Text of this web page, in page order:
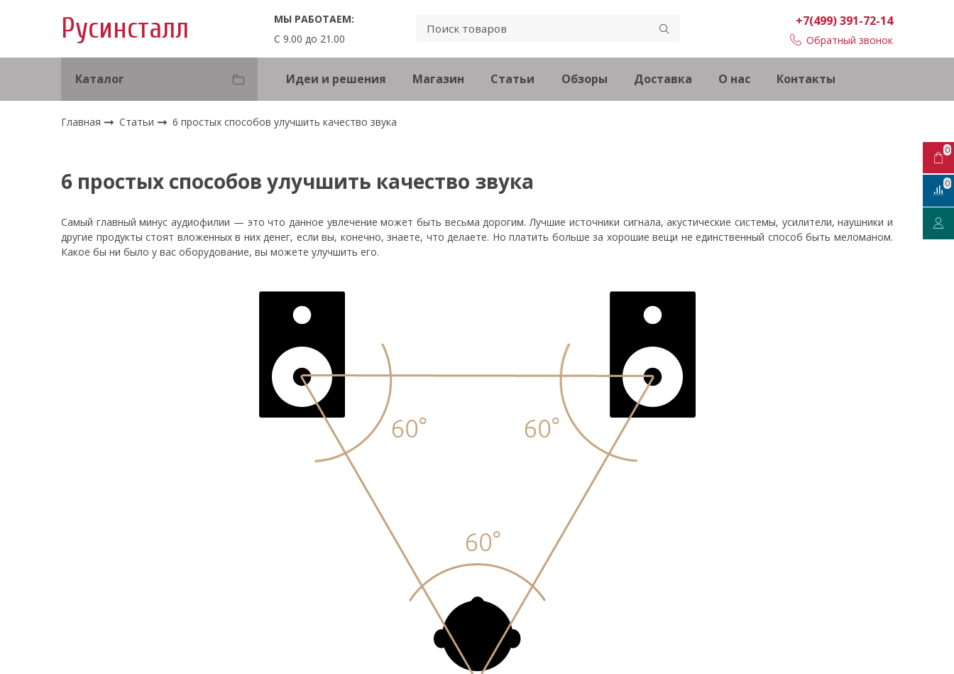
Русинсталл
МЫ РАБОТАЕМ:
С 9.00 до 21.00
+7(499) 391-72-14
Обратный звонок
Каталог Идеи и решения Магазин Статьи Обзоры Доставка О нас Контакты
Главная Статьи 6 простых способов улучшить качество звука
6 простых способов улучшить качество звука
Самый главный минус аудиофилии — это что данное увлечение может быть весьма дорогим. Лучшие источники сигнала, акустические системы, усилители, наушники и
другие продукты стоят вложенных в них денег, если вы, конечно, знаете, что делаете. Но платить больше за хорошие вещи не единственный способ быть меломаном.
Какое бы ни было у вас оборудование, вы можете улучшить его.
0
0